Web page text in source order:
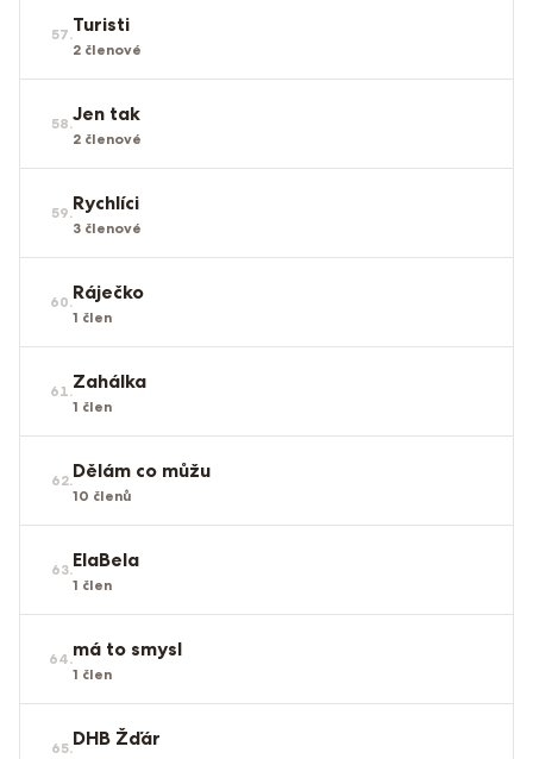
57.Turisti
2 členové
58.Jen tak
2 členové
59.Rychlíci
3 členové
60.Ráječko
1 člen
61.Zahálka
1 člen
62.Dělám co můžu
10 členů
63.ElaBela
1 člen
64.má to smysl
1 člen
65.DHB Žďár